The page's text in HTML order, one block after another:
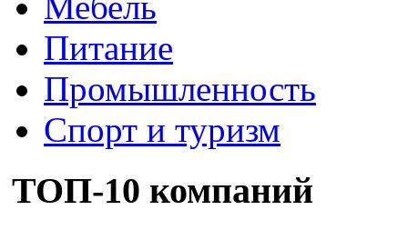
Питание
Промышленность
Спорт и туризм
ТОП-10 компаний